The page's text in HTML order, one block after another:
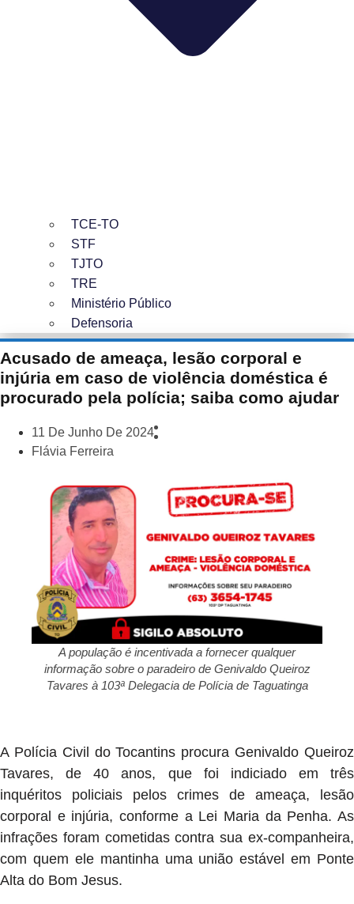
TCE-TO
STF
TJTO
TRE
Ministério Público
Defensoria
Acusado de ameaça, lesão corporal e
injúria em caso de violência doméstica é
procurado pela polícia; saiba como ajudar
11 De Junho De 2024
Flávia Ferreira
A população é incentivada a fornecer qualquer
informação sobre o paradeiro de Genivaldo Queiroz
Tavares à 103ª Delegacia de Polícia de Taguatinga
A Polícia Civil do Tocantins procura Genivaldo Queiroz
Tavares, de 40 anos, que foi indiciado em três
inquéritos policiais pelos crimes de ameaça, lesão
corporal e injúria, conforme a Lei Maria da Penha. As
infrações foram cometidas contra sua ex-companheira,
com quem ele mantinha uma união estável em Ponte
Alta do Bom Jesus.